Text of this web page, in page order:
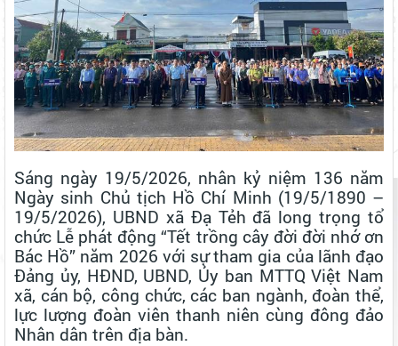
Sáng ngày 19/5/2026, nhân kỷ niệm 136 năm
Ngày sinh Chủ tịch Hồ Chí Minh (19/5/1890 –
19/5/2026), UBND xã Đạ Tẻh đã long trọng tổ
chức Lễ phát động “Tết trồng cây đời đời nhớ ơn
Bác Hồ” năm 2026 với sự tham gia của lãnh đạo
Đảng ủy, HĐND, UBND, Ủy ban MTTQ Việt Nam
xã, cán bộ, công chức, các ban ngành, đoàn thể,
lực lượng đoàn viên thanh niên cùng đông đảo
Nhân dân trên địa bàn.